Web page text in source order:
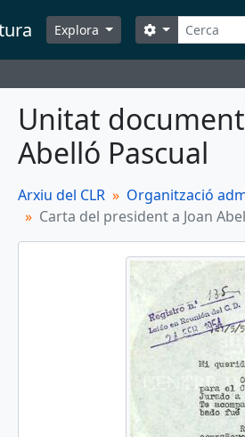
Explora Cerca
Search options
Unitat
Abelló Pascual
Arxiu del CLR Organització
Carta del president a Joan